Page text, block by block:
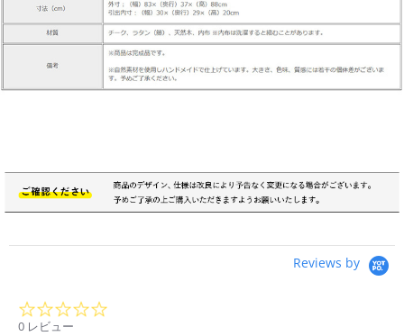
Reviews by
0 レビュー